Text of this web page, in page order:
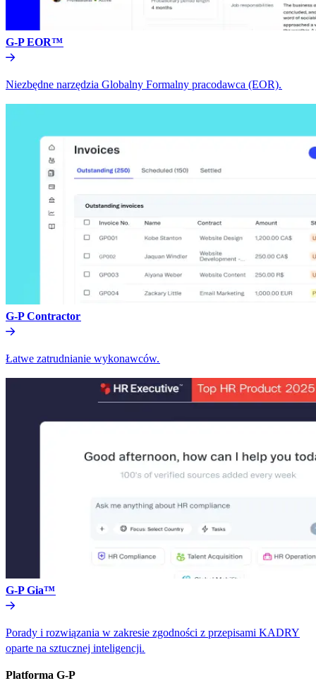
G-P EOR™​​
Niezbędne narzędzia Globalny Formalny pracodawca (EOR).​​
G-P Contractor​​
Łatwe zatrudnianie wykonawców.​​
G-P Gia™​​
Porady i rozwiązania w zakresie zgodności z przepisami KADRY
oparte na sztucznej inteligencji.​​
Platforma G-P​​